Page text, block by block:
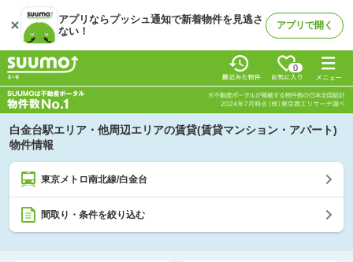
アプリならプッシュ通知で新着物件を見逃さ
ない！
アプリで開く
0
白金台駅エリア・他周辺エリアの賃貸(賃貸マンション・アパート)
物件情報
東京メトロ南北線/白金台
間取り・条件を絞り込む